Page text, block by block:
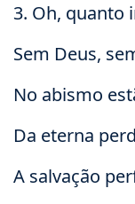
3. Oh, quanto
Sem Deus,
No abismo
Da eterna
A salvação